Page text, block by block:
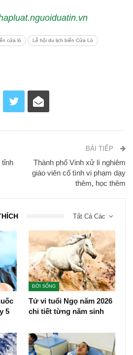
cửa lò Lễ hội du lịch biển Cửa Lò
tỉnh
BÀI TIẾP
Thành phố Vinh xử lí nghiêm
giáo viên cố tình vi phạm dạy
thêm, học thêm
Tất Cả Các
5
ĐỜI SỐNG
Tử vi tuổi Ngọ năm 2026
chi tiết từng năm sinh